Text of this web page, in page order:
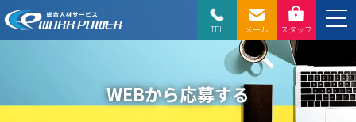
TEL メール スタッフ
WEBから応募する